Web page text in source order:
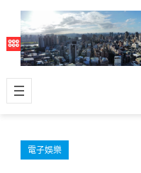
主
容
電子娛樂